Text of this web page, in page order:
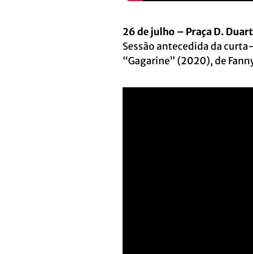
26 de julho – Praça D.
Sessão antecedida da
“Gagarine” (2020), de